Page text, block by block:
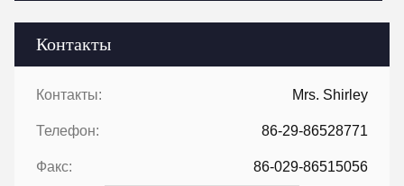
Контакты
Контакты: Mrs. Shirley
Телефон: 86-29-86528771
Факс: 86-029-86515056